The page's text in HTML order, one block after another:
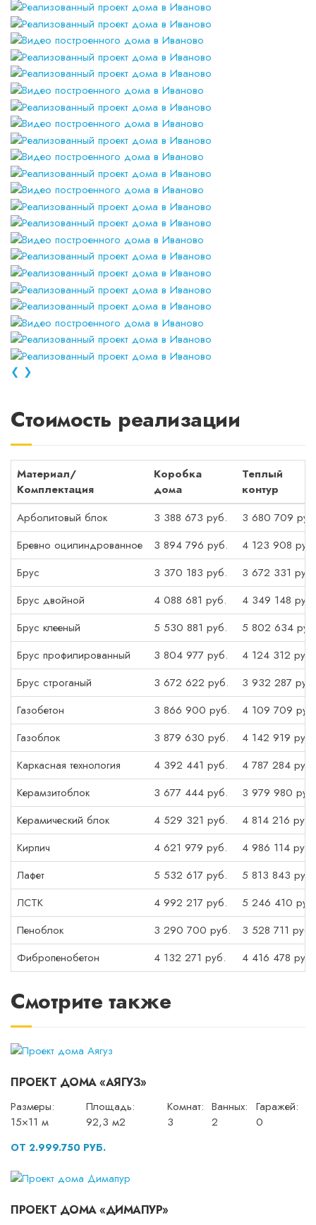
❮ ❯
Стоимость реализации
Материал/
Комплектация
Коробка
дома
Теплый
контур
Арболитовый блок
3 388 673 руб.
3 680 709
Бревно оцилиндрованное
3 894 796 руб.
4 123 908 руб.
Брус
3 370 183 руб.
3 672 331 руб.
Брус двойной
4 088 681 руб.
4 349 148 руб.
Брус клееный
5 530 881 руб.
5 802 634
Брус профилированный
3 804 977 руб.
4 124 312 руб.
Брус строганый
3 672 622 руб.
3 932 287 руб.
Газобетон
3 866 900 руб.
4 109 709 руб.
Газоблок
3 879 630 руб.
4 142 919 руб.
Каркасная технология
4 392 441 руб.
4 787 284 руб.
Керамзитоблок
3 677 444 руб.
3 979 980 руб.
Керамический блок
4 529 321 руб.
4 814 216 руб.
Кирпич
4 621 979 руб.
4 986 114 руб.
Лафет
5 532 617 руб.
5 813 843 руб.
ЛСТК
4 992 217 руб.
5 246 410 руб.
Пеноблок
3 290 700 руб.
3 528 711 руб.
Фибропенобетон
4 132 271 руб. 4 416 478 руб.
Смотрите также
ПРОЕКТ ДОМА «АЯГУЗ»
Размеры:
15×11 м
Площадь:
92,3 м2
Комнат:
3
Ванных:
2
Гаражей:
0
ОТ 2.999.750 РУБ.
ПРОЕКТ ДОМА «ДИМАПУР»